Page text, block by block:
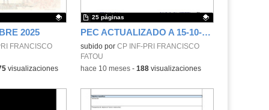
2025
FRANCISCO
visualizaciones
PEC ACTUALIZADO A 15-10-2025
Contenido educativo.
subido por CP INF-PRI FRANCISCO
FATOU
25 páginas
-hace 10 meses- 188visualizaciones